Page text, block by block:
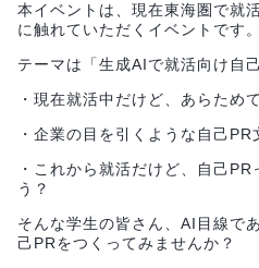
本イベントは、現在東海圏で就
に触れていただくイベントです。
テーマは「生成AIで就活向け自
・現在就活中だけど、あらため
・企業の目を引くような自己PR
・これから就活だけど、自己
う？
そんな学生の皆さん、AI目線で
己PRをつくってみませんか？